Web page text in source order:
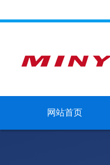
网站首页